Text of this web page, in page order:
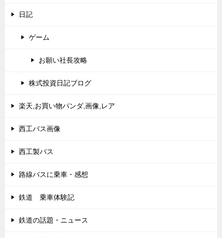
日記
ゲーム
お願い社長攻略
株式投資日記ブログ
楽天,お買い物パンダ,画像,レア
西工バス画像
西工製バス
路線バスに乗車・感想
鉄道 乗車体験記
鉄道の話題・ニュース